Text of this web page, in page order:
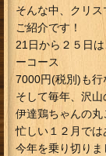
そんな中、クリ
ご紹介です！
21日から２５日
ーコース
7000円(税別)も行
そして毎年、沢
伊達鶏ちゃんの丸
忙しい１２月で
今年を乗り切り